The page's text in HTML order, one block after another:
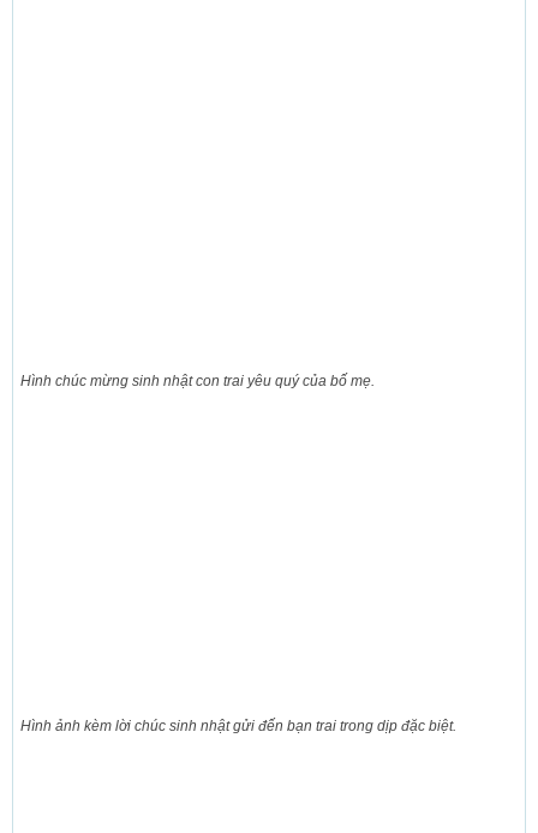
Hình chúc mừng sinh nhật con trai yêu quý của bố mẹ.
Hình ảnh kèm lời chúc sinh nhật gửi đến bạn trai trong dịp đặc biệt.